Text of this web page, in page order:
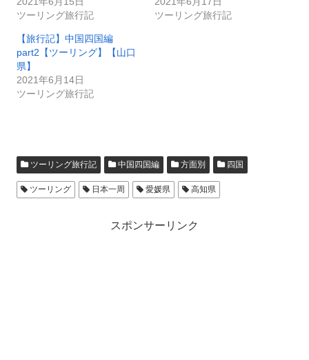
ツーリング旅行記
ツーリング旅行記
【旅行記】中国四国編
part2【ツーリング】【山口
県】
2021年6月14日
ツーリング旅行記
ツーリング旅行記 中国四国編 方面別 四国
ツーリング 日本一周 愛媛県 高知県
スポンサーリンク